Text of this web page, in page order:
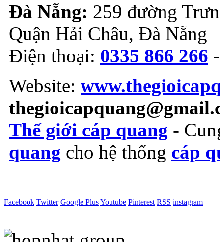
Đà Nẵng: 259 đường
Quận Hải Châu, Đà Nẵng
Điện thoại: 0335 866 266
Website:
Thế giới cáp quang -
quang cho hệ thống cáp
Facebook Twitter Google PlusYoutube Pinterest RSS instagram